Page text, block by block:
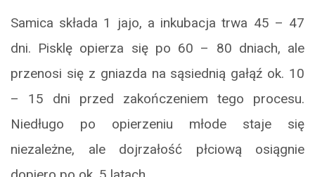
Samica składa 1 jajo, a inkubacja trwa 45 – 47
dni. Pisklę opierza się po 60 – 80 dniach, ale
przenosi się z gniazda na sąsiednią gałąź ok. 10
– 15 dni przed zakończeniem tego procesu.
Niedługo po opierzeniu młode staje się
niezależne, ale dojrzałość płciową osiągnie